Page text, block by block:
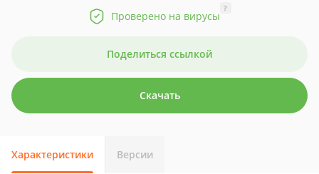
Проверено на вирусы
?
Поделиться ссылкой
Скачать
Характеристики Версии